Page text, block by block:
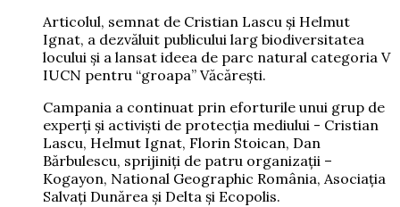
Articolul, semnat de Cristian Lascu şi Helmut
Ignat, a dezvăluit publicului larg biodiversitatea
locului și a lansat ideea de parc natural categoria V
IUCN pentru “groapa” Văcărești.
Campania a continuat prin eforturile unui grup de
experți și activiști de protecția mediului - Cristian
Lascu, Helmut Ignat, Florin Stoican, Dan
Bărbulescu, sprijiniți de patru organizații –
Kogayon, National Geographic România, Asociația
Salvați Dunărea și Delta și Ecopolis.